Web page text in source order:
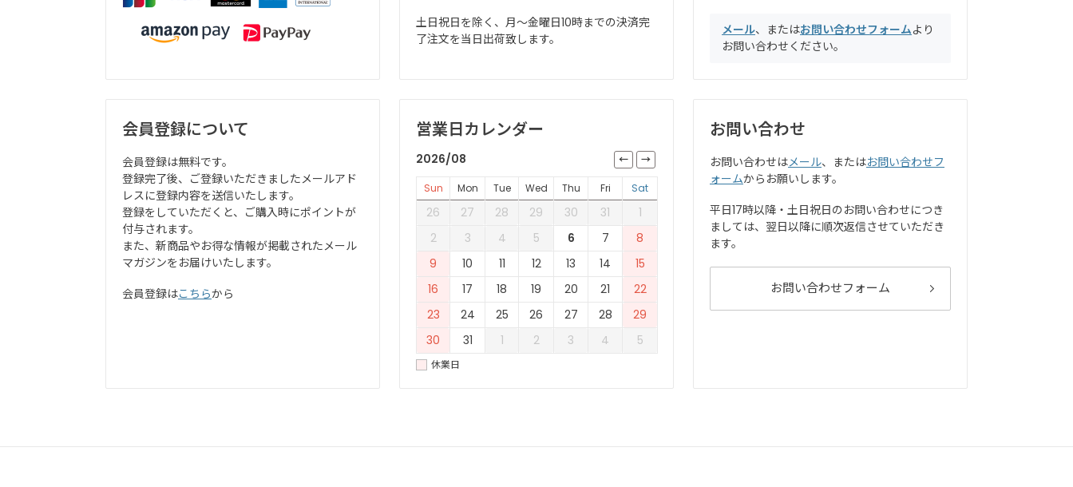
土日祝日を除く、月～金曜日10時までの決済完
了注文を当日出荷致します。
メール、またはお問い合わせフォームより
お問い合わせください。
会員登録について
会員登録は無料です。
登録完了後、ご登録いただきましたメールアド
レスに登録内容を送信いたします。
登録をしていただくと、ご購入時にポイントが
付与されます。
また、新商品やお得な情報が掲載されたメール
マガジンをお届けいたします。
会員登録はこちらから
営業日カレンダー
2026/08
Sun Mon Tue Wed Thu Fri Sat
26 27 28 29 30 31
1
2
3 4 5 6 7
8
9
10 11 12 13 14
15
16
17 18 19 20 21
22
23
24 25 26 27 28
29
30
31 1 2 3 4 5
休業日
お問い合わせ
お問い合わせはメール、またはお問い合わせフ
ォームからお願いします。
平日17時以降・土日祝日のお問い合わせにつき
ましては、翌日以降に順次返信させていただき
ます。
お問い合わせフォーム